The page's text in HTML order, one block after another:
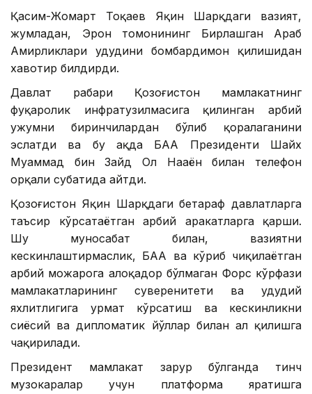
Қасим-Жомарт Тоқаев Яқин Шарқдаги вазият,
жумладан, Эрон томонининг Бирлашган Араб
Амирликлари ҳудудини бомбардимон қилишидан
хавотир билдирди.
Давлат раҳбари Қозоғистон мамлакатнинг
фуқаролик инфратузилмасига қилинган ҳарбий
ҳужумни биринчилардан бўлиб қоралаганини
эслатди ва бу ҳақда БАА Президенти Шайх
Муҳаммад бин Зайд Ол Наҳаён билан телефон
орқали суҳбатида айтди.
Қозоғистон Яқин Шарқдаги бетараф давлатларга
таъсир кўрсатаётган ҳарбий ҳаракатларга қарши.
Шу муносабат билан, вазиятни
кескинлаштирмаслик, БАА ва кўриб чиқилаётган
ҳарбий можарога алоқадор бўлмаган Форс кўрфази
мамлакатларининг суверенитети ва ҳудудий
яхлитлигига ҳурмат кўрсатиш ва кескинликни
сиёсий ва дипломатик йўллар билан ҳал қилишга
чақирилади.
Президент мамлакат зарур бўлганда тинч
музокаралар учун платформа яратишга